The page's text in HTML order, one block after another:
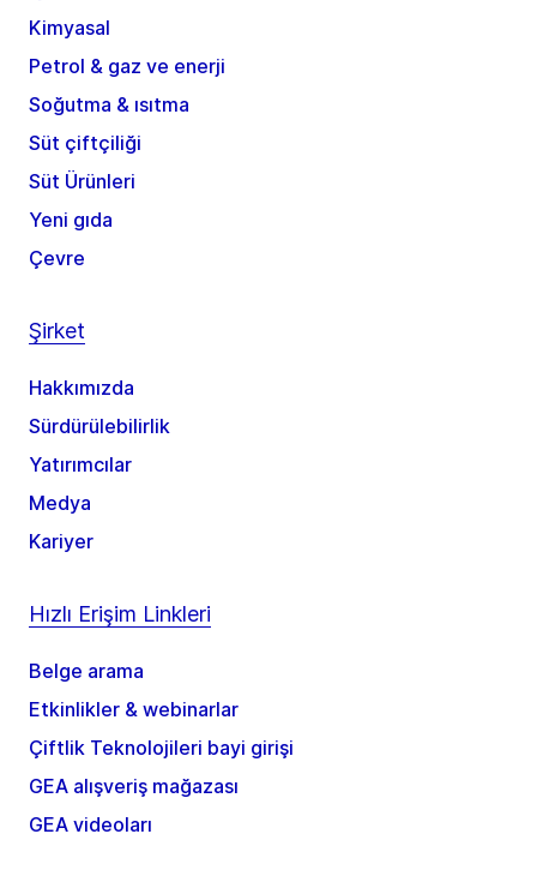
Kimyasal
Petrol & gaz ve enerji
Soğutma & ısıtma
Süt çiftçiliği
Süt Ürünleri
Yeni gıda
Çevre
Şirket
Hakkımızda
Sürdürülebilirlik
Yatırımcılar
Medya
Kariyer
Hızlı Erişim Linkleri
Belge arama
Etkinlikler & webinarlar
Çiftlik Teknolojileri bayi girişi
GEA alışveriş mağazası
GEA videoları